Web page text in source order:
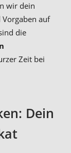
wir dein
auf
die
Zeit bei
Dein